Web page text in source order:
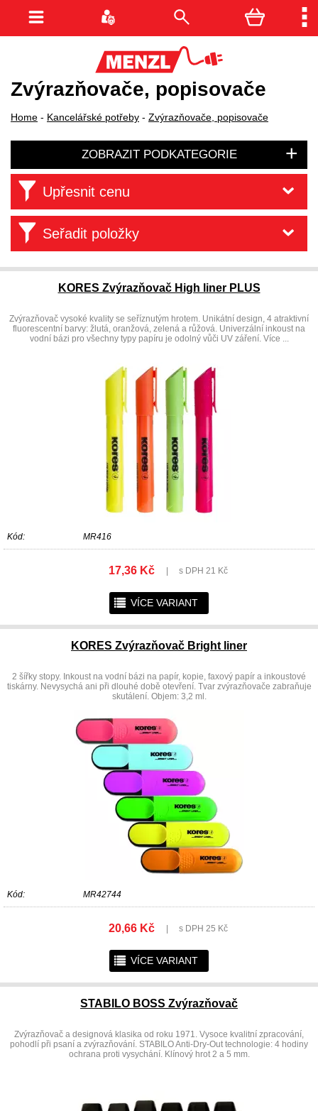
Zvýrazňovače, popisovače
Home - Kancelářské potřeby - Zvýrazňovače, popisovače
ZOBRAZIT PODKATEGORIE
Upřesnit cenu
Seřadit položky
KORES Zvýrazňovač High liner PLUS
Zvýrazňovač vysoké kvality se seříznutým hrotem. Unikátní design, 4 atraktivní
fluorescentní barvy: žlutá, oranžová, zelená a růžová. Univerzální inkoust na
vodní bázi pro všechny typy papíru je odolný vůči UV záření. Více ...
Kód: MR416
17,36 Kč s DPH 21 Kč
r VÍCE VARIANT
KORES Zvýrazňovač Bright liner
2 šířky stopy. Inkoust na vodní bázi na papír, kopie, faxový papír a inkoustové
tiskárny. Nevysychá ani při dlouhé době otevření. Tvar zvýrazňovače zabraňuje
skutálení. Objem: 3,2 ml.
Kód: MR42744
20,66 Kč s DPH 25 Kč
r VÍCE VARIANT
STABILO BOSS Zvýrazňovač
Zvýrazňovač a designová klasika od roku 1971. Vysoce kvalitní zpracování,
pohodlí při psaní a zvýrazňování. STABILO Anti-Dry-Out technologie: 4 hodiny
ochrana proti vysychání. Klínový hrot 2 a 5 mm.